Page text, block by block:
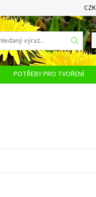
CZK
POTŘEBY PRO TVOŘENÍ